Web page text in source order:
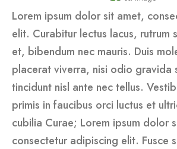
Lorem ipsum dolor sit amet,
elit. Curabitur lectus lacus, rutrum
et, bibendum nec mauris. Duis
placerat viverra, nisi odio gravida
tincidunt nisl ante nec tellus.
primis in faucibus orci luctus et
cubilia Curae; Lorem ipsum dolor
consectetur adipiscing elit. Fusce